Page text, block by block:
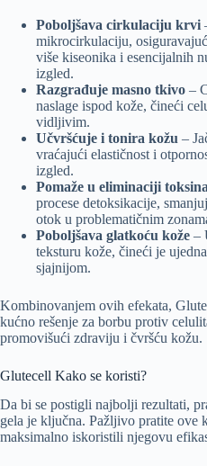
Poboljšava cirkulaciju krvi
mikrocirkulaciju,
više kiseonika i esencijalnih
izgled.
Razgrađuje masno tkivo –
naslage ispod kože, čineći
vidljivim.
Učvršćuje i tonira kožu –
vraćajući elastičnost i
izgled.
Pomaže u eliminaciji toksina
procese detoksikacije,
otok u problematičnim
Poboljšava glatkoću kože –
teksturu kože, čineći je
sjajnijom.
Kombinovanjem ovih efekata,
kućno rešenje za borbu protiv
promovišući zdraviju i čvršću kožu.
Glutecell Kako se koristi?
Da bi se postigli najbolji rezultati,
gela je ključna. Pažljivo pratite ove
maksimalno iskoristili njegovu